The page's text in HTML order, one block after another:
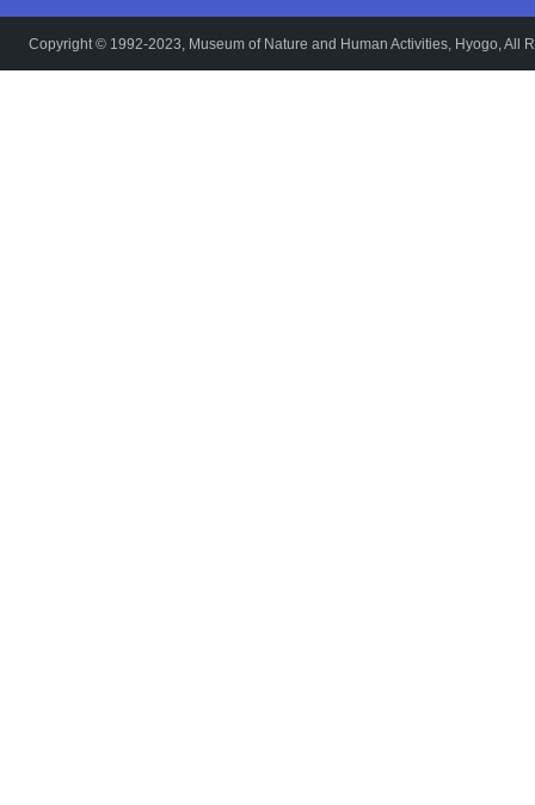
Copyright © 1992-2023, Museum of Nature and Human Activities, Hyogo, All